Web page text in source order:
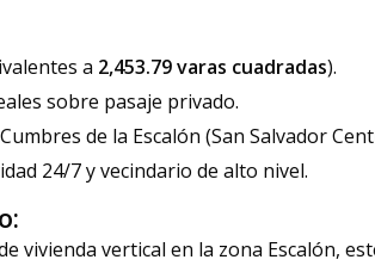
a 2,453.79 varas cuadradas).
sobre pasaje privado.
de la Escalón (San Salvador
24/7 y vecindario de alto nivel.
vivienda vertical en la zona Escalón,